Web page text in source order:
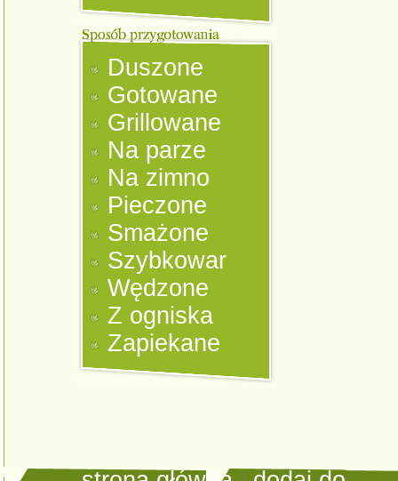
Duszone
Gotowane
Grillowane
Na parze
Na zimno
Pieczone
Smażone
Szybkowar
Wędzone
Z ogniska
Zapiekane